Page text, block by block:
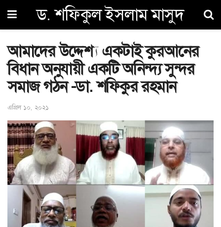
ড. শফিকুল ইসলাম মাসুদ
আমাদের উদ্দেশ্য একটাই কুরআনের
বিধান অনুযায়ী একটি অনিন্দ্য সুন্দর
সমাজ গঠন -ডা. শফিকুর রহমান
এপ্রিল ১০, ২০২১